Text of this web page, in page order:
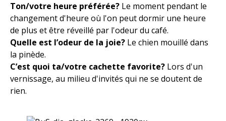
Ton/votre heure préférée? Le moment pendant le
changement d'heure où l'on peut dormir une heure
de plus et être réveillé par l'odeur du café.
Quelle est l’odeur de la joie? Le chien mouillé dans
la pinède.
C’est quoi ta/votre cachette favorite? Lors d'un
vernissage, au milieu d'invités qui ne se doutent de
rien.